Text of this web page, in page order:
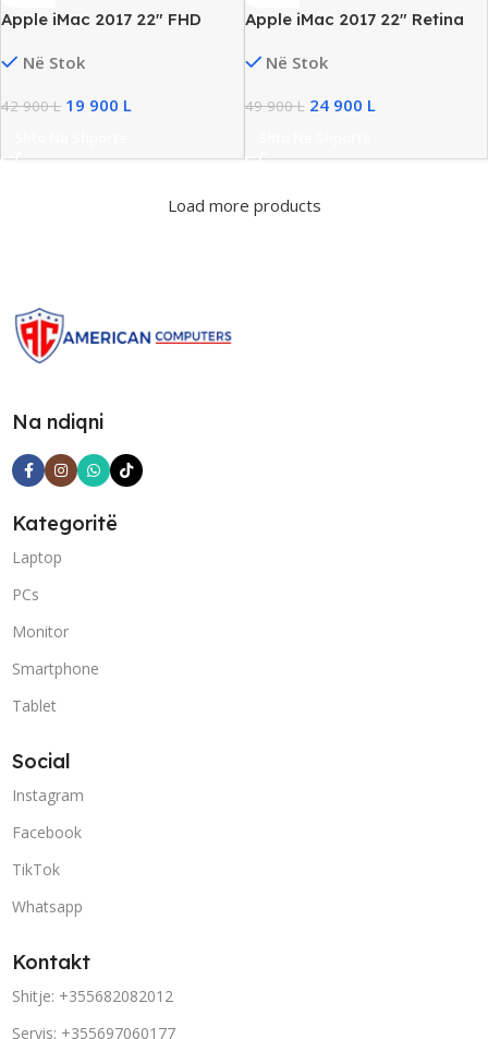
Apple iMac 2017 22″ FHD
RAM, 251GB SSD
Në Stok
42 900L 19 900 L
Apple iMac 2017 22″ Retina
251GB SSD, AMD Radeon
Në Stok
49 900L 24 900 L
Load more products
Na ndiqni
Kategoritë
Laptop
PCs
Monitor
Smartphone
Tablet
Social
Instagram
Facebook
TikTok
Whatsapp
Kontakt
Shitje: +355682082012
Servis: +355697060177